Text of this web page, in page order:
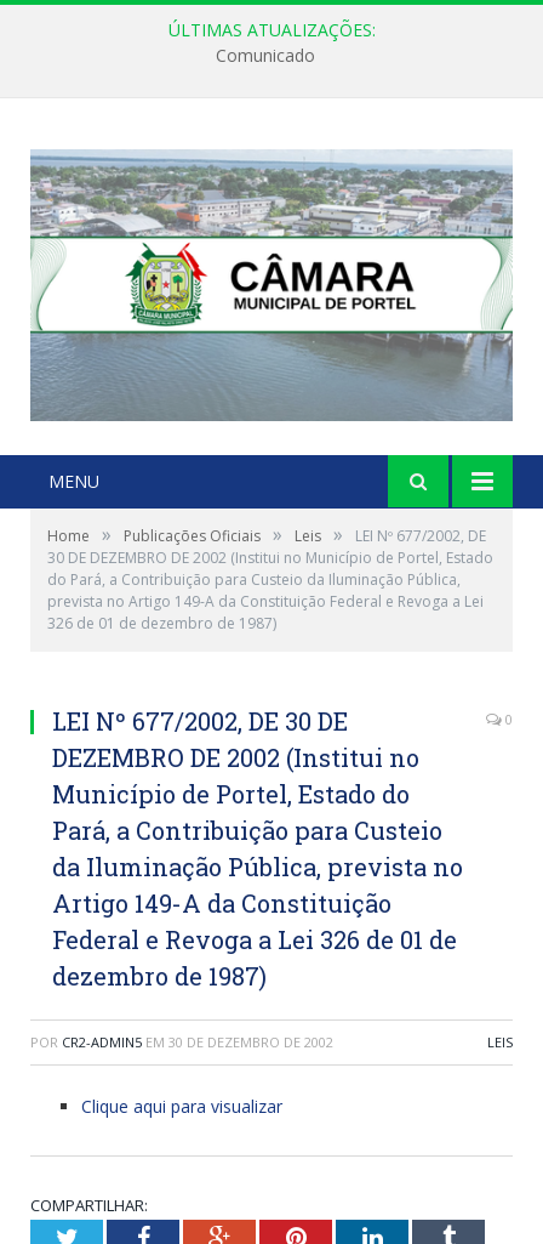
ÚLTIMAS ATUALIZAÇÕES:
Comunicado
MENU
Home » Publicações Oficiais » Leis »
LEI Nº 677/2002, DE
30 DE DEZEMBRO DE 2002 (Institui no Município de Portel, Estado
do Pará, a Contribuição para Custeio da Iluminação Pública,
prevista no Artigo 149-A da Constituição Federal e Revoga a Lei
326 de 01 de dezembro de 1987)
LEI Nº 677/2002, DE 30 DE
DEZEMBRO DE 2002 (Institui no
Município de Portel, Estado do
Pará, a Contribuição para Custeio
da Iluminação Pública, prevista no
Artigo 149-A da Constituição
Federal e Revoga a Lei 326 de 01 de
dezembro de 1987)
0
POR CR2-ADMIN5 EM 30 DE DEZEMBRO DE 2002 LEIS
Clique aqui para visualizar
COMPARTILHAR:
TwitterFacebookGoogle+PinterestLinkedInTumblr